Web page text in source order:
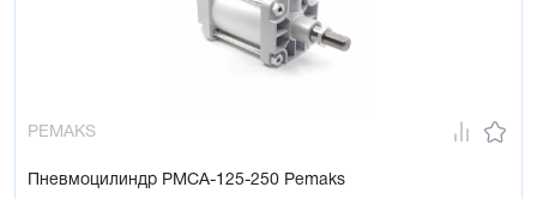
PEMAKS
Пневмоцилиндр PMCA-125-250 Pemaks